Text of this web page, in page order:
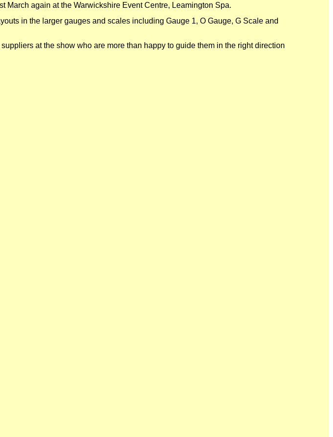
again at the Warwickshire Event Centre, Leamington Spa.
in the larger gauges and scales including Gauge 1, O Gauge, G Scale and
at the show who are more than happy to guide them in the right direction